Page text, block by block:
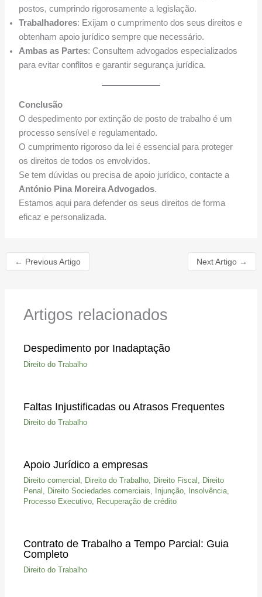
postos, cumprindo rigorosamente a legislação.
Trabalhadores: Exijam o cumprimento dos seus direitos e
obtenham apoio jurídico sempre que necessário.
Ambas as Partes: Consultem advogados especializados
para evitar conflitos e garantir segurança jurídica.
Conclusão
O despedimento por extinção de posto de trabalho é um
processo sensível e regulamentado.
O cumprimento rigoroso da lei é essencial para proteger
os direitos de todos os envolvidos.
Se tem dúvidas ou precisa de apoio jurídico, contacte a
António Pina Moreira Advogados.
Estamos aqui para defender os seus direitos de forma
eficaz e personalizada.
← Previous Artigo Next Artigo →
Artigos relacionados
Despedimento por Inadaptação
Direito do Trabalho
Faltas Injustificadas ou Atrasos Frequentes
Direito do Trabalho
Apoio Jurídico a empresas
Direito comercial , Direito do Trabalho, Direito Fiscal , Direito
Penal , Direito Sociedades comerciais, Injunção, Insolvência,
Processo Executivo, Recuperação de crédito
Contrato de Trabalho a Tempo Parcial: Guia
Completo
Direito do Trabalho